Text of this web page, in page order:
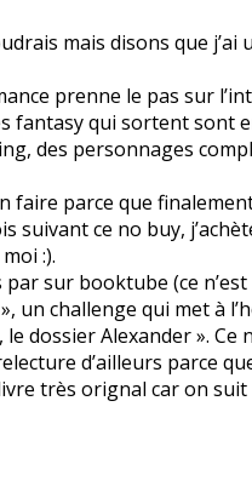
mais disons que
prenne le pas sur
fantasy qui sortent sont
des personnages
faire parce que
suivant ce no buy,
:).
sur booktube (ce
un challenge qui met à
dossier Alexander ».
d’ailleurs parce
très orignal car on